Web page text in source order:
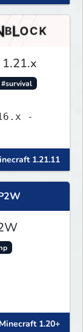
1.21.x
#survival
-
1.21.11
Minecraft 1.20+